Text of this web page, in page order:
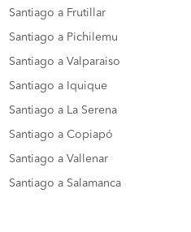
Santiago a Frutillar
Santiago a Pichilemu
Santiago a Valparaiso
Santiago a Iquique
Santiago a La Serena
Santiago a Copiapó
Santiago a Vallenar
Santiago a Salamanca